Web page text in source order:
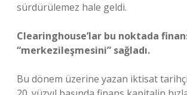
sürdürülemez hale geldi.
Clearinghouse’lar bu noktada
“merkezileşmesini” sağladı.
Bu dönem üzerine yazan iktisat